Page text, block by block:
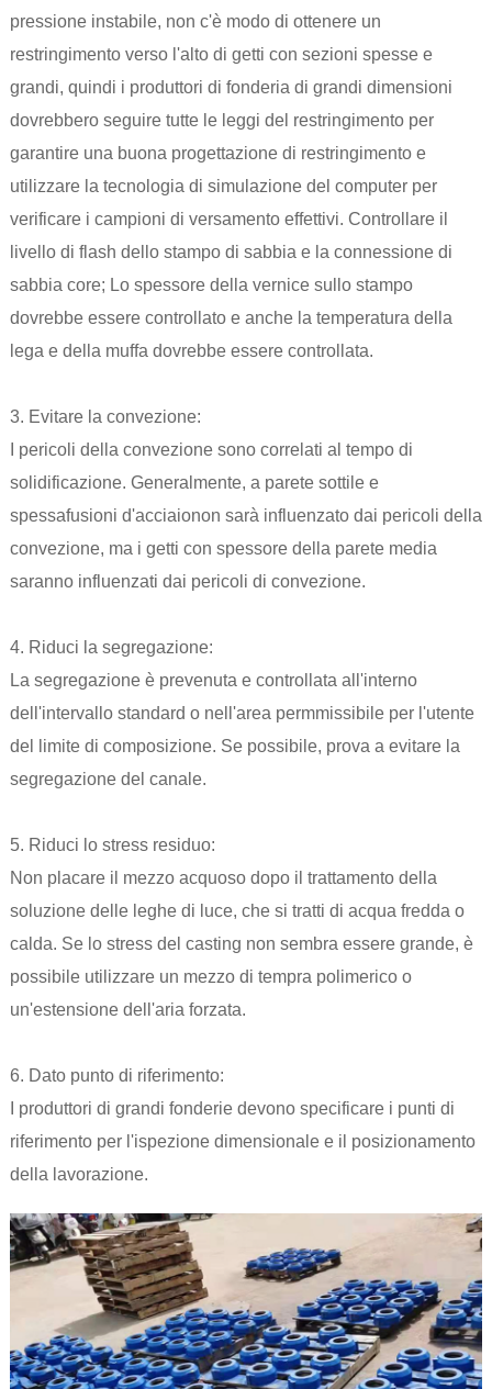
pressione instabile, non c'è modo di ottenere un
restringimento verso l'alto di getti con sezioni spesse e
grandi, quindi i produttori di fonderia di grandi dimensioni
dovrebbero seguire tutte le leggi del restringimento per
garantire una buona progettazione di restringimento e
utilizzare la tecnologia di simulazione del computer per
verificare i campioni di versamento effettivi. Controllare il
livello di flash dello stampo di sabbia e la connessione di
sabbia core; Lo spessore della vernice sullo stampo
dovrebbe essere controllato e anche la temperatura della
lega e della muffa dovrebbe essere controllata.
3. Evitare la convezione:
I pericoli della convezione sono correlati al tempo di
solidificazione. Generalmente, a parete sottile e
spessafusioni d'acciaionon sarà influenzato dai pericoli della
convezione, ma i getti con spessore della parete media
saranno influenzati dai pericoli di convezione.
4. Riduci la segregazione:
La segregazione è prevenuta e controllata all'interno
dell'intervallo standard o nell'area permmissibile per l'utente
del limite di composizione. Se possibile, prova a evitare la
segregazione del canale.
5. Riduci lo stress residuo:
Non placare il mezzo acquoso dopo il trattamento della
soluzione delle leghe di luce, che si tratti di acqua fredda o
calda. Se lo stress del casting non sembra essere grande, è
possibile utilizzare un mezzo di tempra polimerico o
un'estensione dell'aria forzata.
6. Dato punto di riferimento:
I produttori di grandi fonderie devono specificare i punti di
riferimento per l'ispezione dimensionale e il posizionamento
della lavorazione.